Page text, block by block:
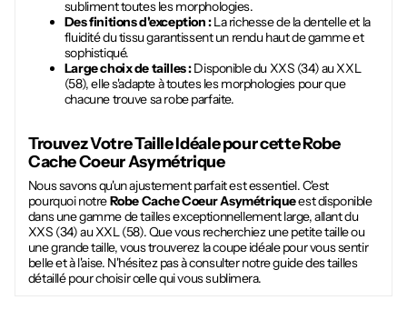
subliment toutes les morphologies.
Des finitions d'exception :La richesse de la dentelle et la
fluidité du tissu garantissent un rendu haut de gamme et
sophistiqué.
Large choix de tailles :Disponible du XXS (34) au XXL
(58), elle s'adapte à toutes les morphologies pour que
chacune trouve sa robe parfaite.
Trouvez Votre Taille Idéale pour cetteRobe
Cache Coeur Asymétrique
Nous savons qu'un ajustement parfait est essentiel. C'est
pourquoi notreRobe Cache Coeur Asymétriqueest disponible
dans une gamme de tailles exceptionnellement large, allant du
XXS (34) au XXL (58). Que vous recherchiez une petite taille ou
une grande taille, vous trouverez la coupe idéale pour vous sentir
belle et à l'aise. N'hésitez pas à consulter notre guide des tailles
détaillé pour choisir celle qui vous sublimera.